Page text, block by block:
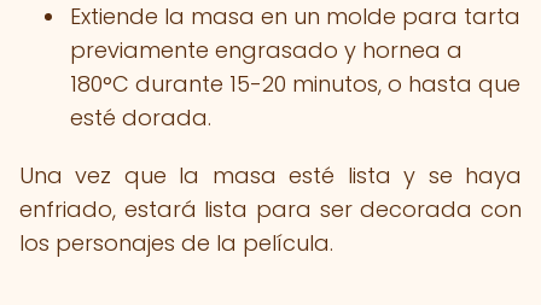
Extiende la masa en un molde para tarta
previamente engrasado y hornea a
180°C durante 15-20 minutos, o hasta que
esté dorada.
Una vez que la masa esté lista y se haya
enfriado, estará lista para ser decorada con
los personajes de la película.